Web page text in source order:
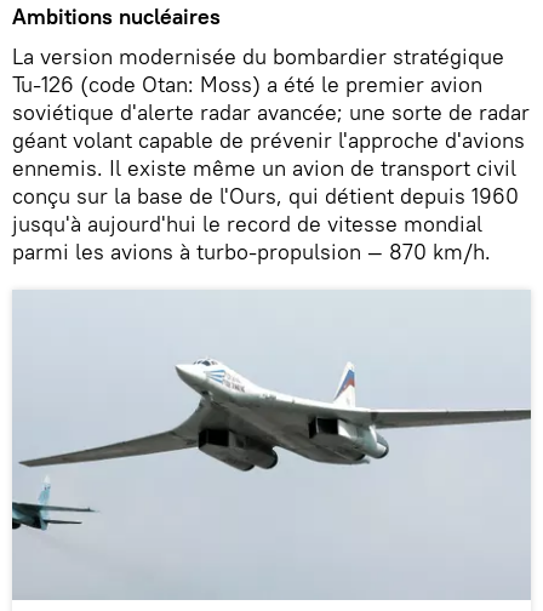
Ambitions nucléaires
La version modernisée du bombardier stratégique
Tu-126 (code Otan: Moss) a été le premier avion
soviétique d'alerte radar avancée; une sorte de radar
géant volant capable de prévenir l'approche d'avions
ennemis. Il existe même un avion de transport civil
conçu sur la base de l'Ours, qui détient depuis 1960
jusqu'à aujourd'hui le record de vitesse mondial
parmi les avions à turbo-propulsion — 870 km/h.